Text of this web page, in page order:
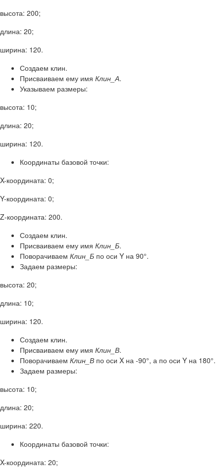
высота: 200;
длина: 20;
ширина: 120.
Создаем клин.
Присваиваем ему имя Клин_А.
Указываем размеры:
высота: 10;
длина: 20;
ширина: 120.
Координаты базовой точки:
X-координата: 0;
Y-координата: 0;
Z-координата: 200.
Создаем клин.
Присваиваем ему имя Клин_Б.
Поворачиваем Клин_Б по оси Y на 90°.
Задаем размеры:
высота: 20;
длина: 10;
ширина: 120.
Создаем клин.
Присваиваем ему имя Клин_В.
Поворачиваем Клин_В по оси X на -90°, а по оси Y на 180°.
Задаем размеры:
высота: 10;
длина: 20;
ширина: 220.
Координаты базовой точки:
X-координата: 20;